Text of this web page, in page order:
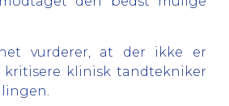
vurderer, at der ikke er
klinisk tandtekniker